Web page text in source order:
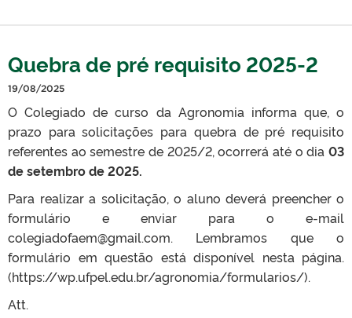
Quebra de pré requisito 2025-2
19/08/2025
O Colegiado de curso da Agronomia informa que, o
prazo para solicitações para quebra de pré requisito
referentes ao semestre de 2025/2, ocorrerá até o dia 03
de setembro de 2025.
Para realizar a solicitação, o aluno deverá preencher o
formulário e enviar para o e-mail
colegiadofaem@gmail.com. Lembramos que o
formulário em questão está disponível nesta página.
(https://wp.ufpel.edu.br/agronomia/formularios/).
Att.